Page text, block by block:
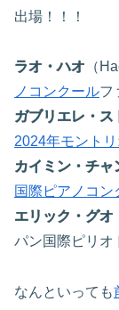
出場！！！
ラオ・ハオ （
ノコンクールフ
ガブリエレ・ス
2024年モント
カイミン・チャ
国際ピアノコン
エリック・グオ
パン国際ピリオ
なんといっても